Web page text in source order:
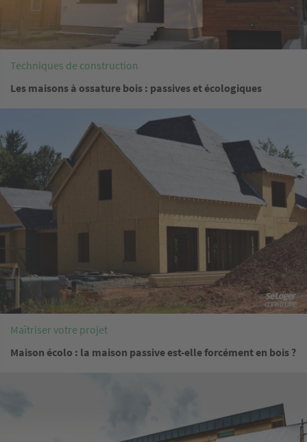
Techniques de construction
Les maisons à ossature bois : passives et écologiques
Maîtriser votre projet
Maison écolo : la maison passive est-elle forcément en bois ?